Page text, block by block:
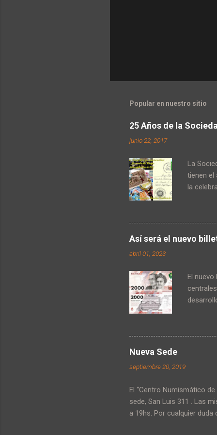
Popular en nuestro sitio
25 Años de la
junio 22, 2017
La
tienen el
la
Tal
Así será el nuevo
abril 01, 2023
El
falleció
1886, de
Nueva Sede
septiembre 20, 2019
El “Centro Numismático
sede, San Luis 311 . Las
a 19hs. Por cualquier